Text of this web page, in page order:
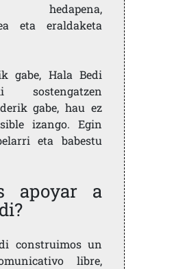
eta eraldaketa
gabe, Hala Bedi
sostengatzen
gabe, hau ez
izango. Egin
eta babestu
apoyar a
construimos un
libre,